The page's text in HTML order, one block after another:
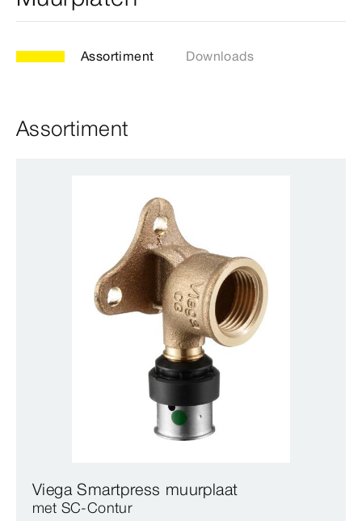
Assortiment Downloads
Assortiment
Viega Smartpress muurplaat
met SC‑Contur